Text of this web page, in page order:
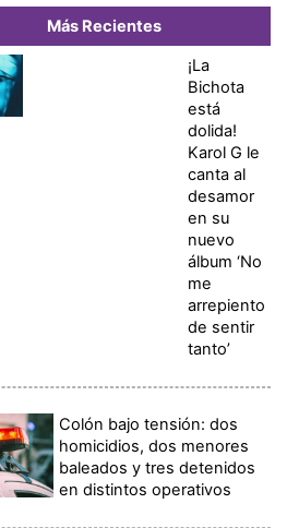
Más Recientes
¡La
Bichota
está
dolida!
Karol G le
canta al
desamor
en su
nuevo
álbum ‘No
me
arrepiento
de sentir
tanto’
Colón bajo tensión: dos
homicidios, dos menores
baleados y tres detenidos
en distintos operativos